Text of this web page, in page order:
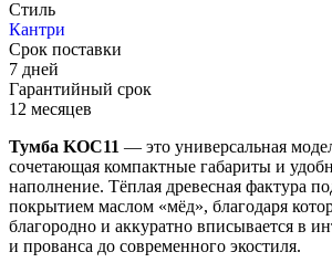
Стиль
Кантри
Срок поставки
7 дней
Гарантийный срок
12 месяцев
Тумба KOC11 — это универсальная
сочетающая компактные габариты и
наполнение. Тёплая древесная фактура
покрытием маслом «мёд», благодаря
благородно и аккуратно вписывается в
и прованса до современного экостиля.